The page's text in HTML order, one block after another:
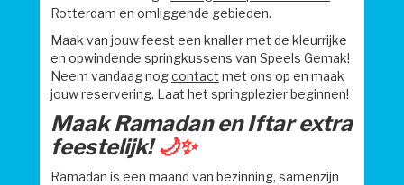
Rotterdam en omliggende gebieden.
Maak van jouw feest een knaller met de kleurrijke
en opwindende springkussens van Speels Gemak!
Neem vandaag nogcontact met ons op en maak
jouw reservering. Laat het springplezier beginnen!
Maak Ramadan en Iftar extra
feestelijk!🌙✨
Ramadan is een maand van bezinning, samenzijn